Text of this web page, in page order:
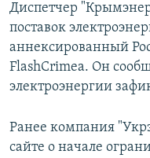
Диспетчер
поставок
аннексированный
FlashCrimea. Он
электроэнергии
Ранее компания
сайте о начале